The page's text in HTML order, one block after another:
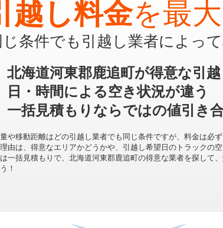
越し料金を最
じ条件でも引越し業者によっ
北海道河東郡鹿追町が得意な引
日・時間による空き状況が違う
一括見積もりならではの値引き
や移動距離はどの引越し業者でも同じ条件ですが、料金は必
由は、得意なエリアかどうかや、引越し希望日のトラックの空
一括見積もりで、北海道河東郡鹿追町の得意な業者を探して
！